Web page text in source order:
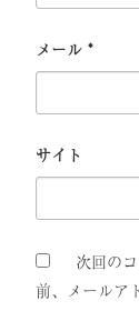
メール *
サイト
次回の
前、メールア